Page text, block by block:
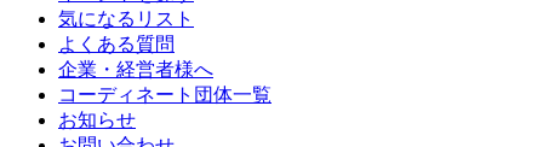
気になるリスト
よくある質問
企業・経営者様へ
コーディネート団体一覧
お知らせ